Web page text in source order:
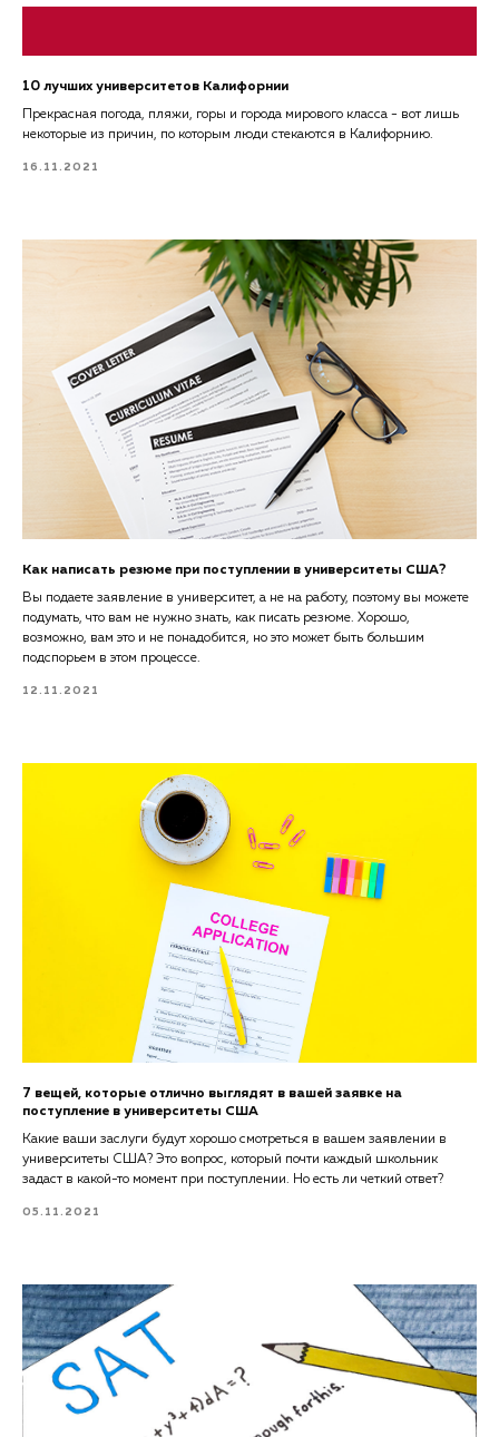
10 лучших университетов Калифорнии
Прекрасная погода, пляжи, горы и города мирового класса - вот лишь
некоторые из причин, по которым люди стекаются в Калифорнию.
16.11.2021
Как написать резюме при поступлении в университеты США?
Вы подаете заявление в университет, а не на работу, поэтому вы можете
подумать, что вам не нужно знать, как писать резюме. Хорошо,
возможно, вам это и не понадобится, но это может быть большим
подспорьем в этом процессе.
12.11.2021
7 вещей, которые отлично выглядят в вашей заявке на
поступление в университеты США
Какие ваши заслуги будут хорошо смотреться в вашем заявлении в
университеты США? Это вопрос, который почти каждый школьник
задаст в какой-то момент при поступлении. Но есть ли четкий ответ?
05.11.2021